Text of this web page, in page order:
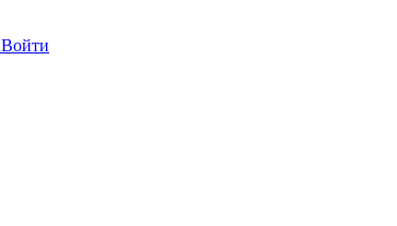
Войти